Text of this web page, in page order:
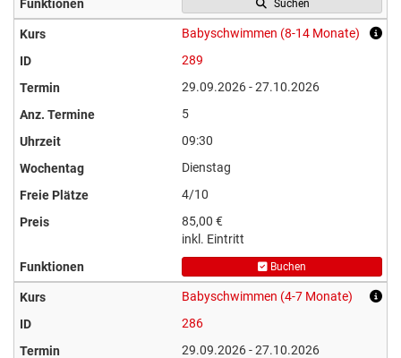
Suchen
Babyschwimmen (8-14 Monate)
289
29.09.2026 - 27.10.2026
5
09:30
Dienstag
4/10
85,00 €
inkl. Eintritt
Buchen
Babyschwimmen (4-7 Monate)
286
29.09.2026 - 27.10.2026